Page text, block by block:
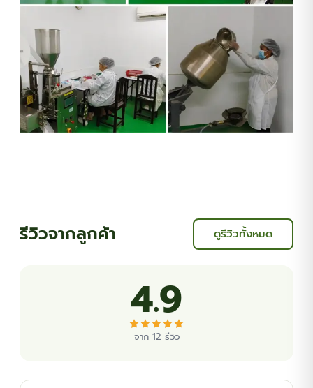
รีวิวจากลูกค้า ดูรีวิวทั้งหมด
4.9
จาก 12 รีวิว